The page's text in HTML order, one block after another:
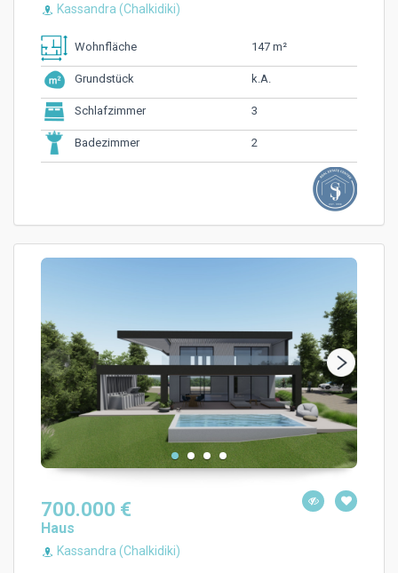
Kassandra (Chalkidiki)
Wohnfläche 147 m²
Grundstück k.A.
Schlafzimmer 3
Badezimmer 2
700.000 €
Haus
Kassandra (Chalkidiki)